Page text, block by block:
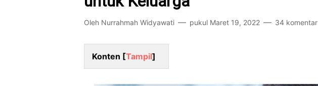
Oleh Nurrahmah Widyawati pukul Maret 19, 2022 34 komentar
Konten [Tampil]